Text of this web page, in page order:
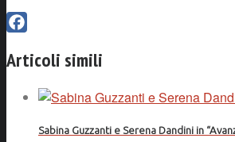
Articoli simili
Sabina Guzzanti e Serena Dandini in